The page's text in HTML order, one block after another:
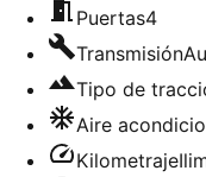
Puertas4
Transmisión
Tipo de
Aire
Kilometraje